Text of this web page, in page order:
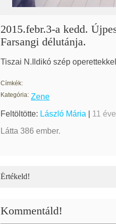
2015.febr.3-a kedd.
Farsangi délutánja.
Tiszai N.Ildikó szép
Címkék:
Kategória: Zene
Feltöltötte: László Mária | 11 éve
Látta 386 ember.
Értékeld!
Kommentáld!